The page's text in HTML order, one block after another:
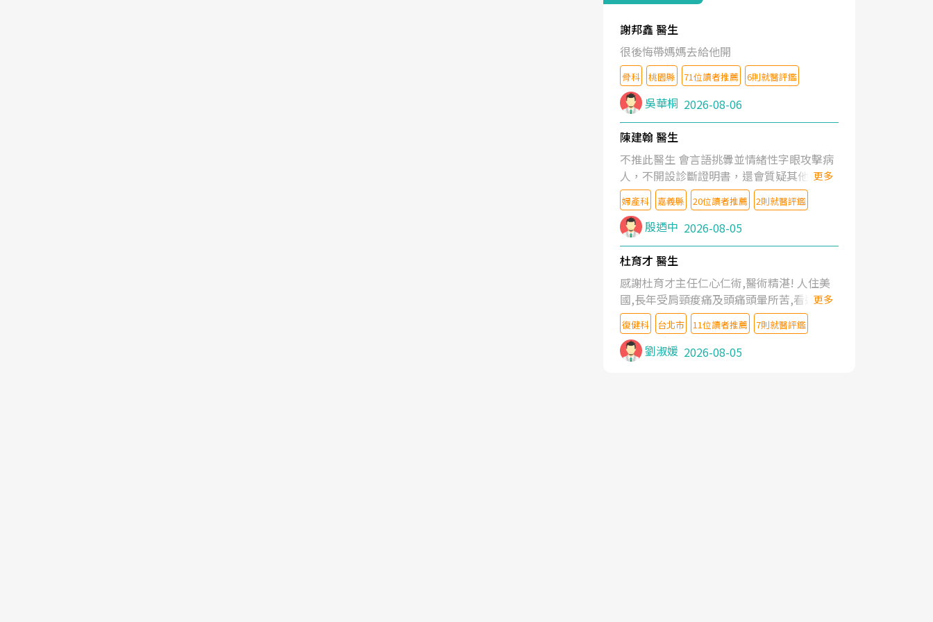
謝邦鑫 醫生
很後悔帶媽媽去給他開
骨科 桃園縣 71位讀者推薦 6則就醫評鑑
吳華桐 2026-08-06
陳建翰 醫生
不推此醫生 會言語挑釁並情緒性字眼攻擊病
人，不開設診斷證明書，還會質疑其他醫生
的判斷！
更多
婦產科 嘉義縣 20位讀者推薦 2則就醫評鑑
殷迺中 2026-08-05
杜育才 醫生
感謝杜育才主任仁心仁術,醫術精湛! 人住美
國,長年受肩頸痠痛及頭痛頭暈所苦,看遍名醫
教授,做了各種檢查,也嘗試過西醫打針,中醫
針灸及物理徒手治療都沒有用,後來連吃到嗎
啡類止痛藥都效果有限,只是壓症狀,沒多久就
痛起來,多年失眠嚴重影響生活品質. 台灣親
更多
復健科 台北市 11位讀者推薦 7則就醫評鑑
劉淑媛 2026-08-05